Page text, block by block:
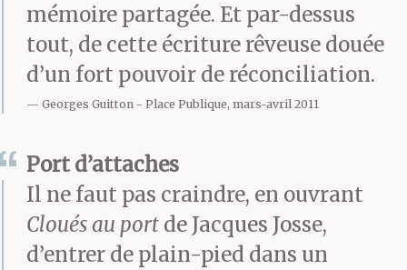
perfusion. Il n’est pas
inquiet. A l’hôpital, le
personnel veille. Elle se
mains. Se nourrit d’eau,
de sucre et de
vitamines. Quant à lui,
mémoire partagée. Et par-dessus
tout, de cette écriture rêveuse douée
d’un fort pouvoir de réconciliation.
Georges Guitton Place Publique, mars-avril 2011
Port d’attaches
Il ne faut pas craindre, en ouvrant
Cloués au port de Jacques Josse,
d’entrer de plain-pied dans un